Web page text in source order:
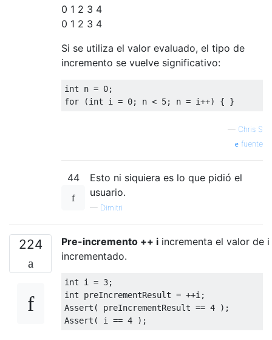
0 1 2 3 4
0 1 2 3 4
Si se utiliza el valor evaluado, el tipo de
incremento se vuelve significativo:
int n = 0;
— Chris S
fuente
44
Esto ni siquiera es lo que pidió el
usuario.
— Dimitri
224 Pre-incremento ++ i incrementa el valor de
incrementado.
int i = 3;
int preIncrementResult = ++i;
Assert( preIncrementResult == 4 );